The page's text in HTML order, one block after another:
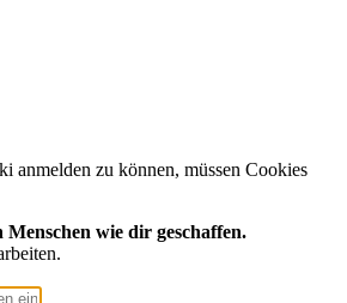
anmelden zu können, müssen Cookies
wie dir geschaffen.